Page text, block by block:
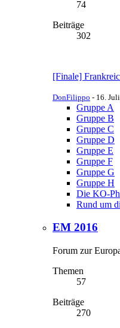
74
Beiträge
302
[Finale]
DonFilippo - 16.
Gruppe A
Gruppe B
Gruppe C
Gruppe D
Gruppe E
Gruppe F
Gruppe G
Gruppe H
Die KO-
Rund um
EM 2016
Forum zur
Themen
57
Beiträge
270